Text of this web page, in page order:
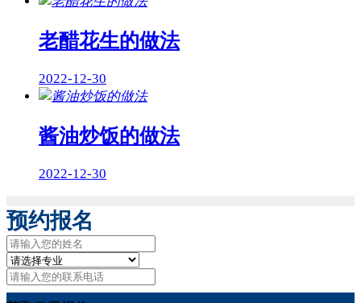
老醋花生的做法
2022-12-30
酱油炒饭的做法
2022-12-30
预约报名